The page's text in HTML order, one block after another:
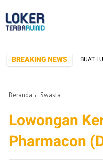
BREAKING NEWS
LOWONGAN KERJA BUAT
Beranda Swasta
Lowongan
Pharmacon